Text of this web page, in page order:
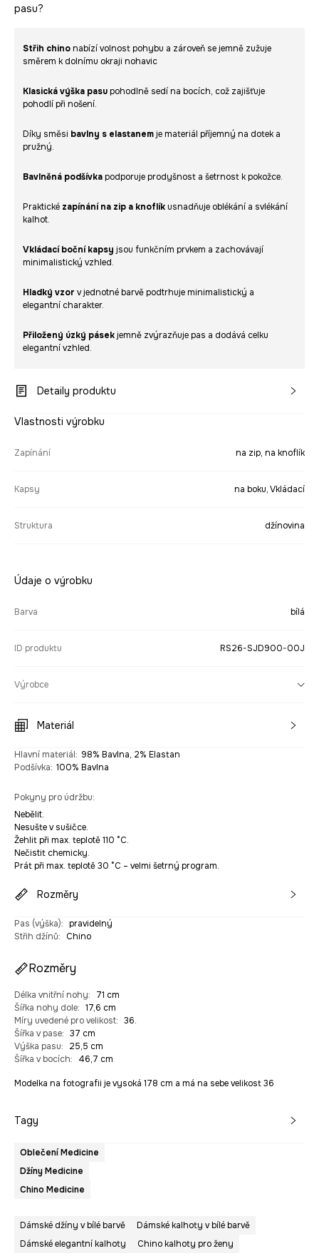
pasu?
Střih chino nabízí volnost pohybu a zároveň se jemně zužuje
směrem k dolnímu okraji nohavic
Klasická výška pasu pohodlně sedí na bocích, což zajišťuje
pohodlí při nošení.
Díky směsi bavlny s elastanemje materiál příjemný na dotek a
pružný.
Bavlněná podšívka podporuje prodyšnost a šetrnost k pokožce.
Praktické zapínání na zip a knoflík usnadňuje oblékání a svlékání
kalhot.
Vkládací boční kapsy jsou funkčním prvkem a zachovávají
minimalistický vzhled.
Hladký vzor v jednotné barvě podtrhuje minimalistický a
elegantní charakter.
Přiložený úzký pásekjemně zvýrazňuje pas a dodává celku
elegantní vzhled.
Detaily produktu
Vlastnosti výrobku
Zapínání na zip, na knoflík
Kapsy na boku, Vkládací
Struktura džínovina
Údaje o výrobku
Barva bílá
ID produktu RS26-SJD900-00J
Výrobce
Materiál
Hlavní materiál: 98% Bavlna, 2% Elastan
Podšívka: 100% Bavlna
Pokyny pro údržbu:
Nebělit.
Nesušte v sušičce.
Žehlit při max. teplotě 110 °C.
Nečistit chemicky.
Prát při max. teplotě 30 °C – velmi šetrný program.
Rozměry
Pas (výška): pravidelný
Střih džínů: Chino
Rozměry
Délka vnitřní nohy:
71 cm
Šířka nohy dole: 17,6 cm
Míry uvedené pro velikost: 36.
Šířka v pase: 37 cm
Výška pasu:
25,5 cm
Šířka v bocích: 46,7 cm
Modelka na fotografii je vysoká 178 cm a má na sebe velikost 36
Tagy
Oblečení Medicine
Džíny Medicine
Chino Medicine
Dámské džíny v bílé barvě
Dámské kalhoty v bílé barvě
Dámské elegantní kalhoty
Chino kalhoty pro ženy